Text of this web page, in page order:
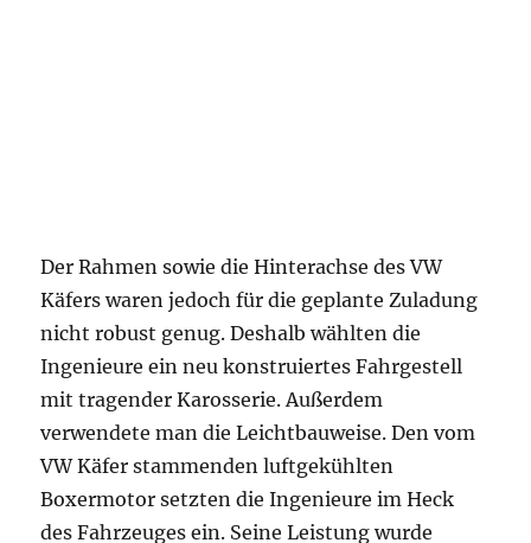
Der Rahmen sowie die Hinterachse des VW
Käfers waren jedoch für die geplante Zuladung
nicht robust genug. Deshalb wählten die
Ingenieure ein neu konstruiertes Fahrgestell
mit tragender Karosserie. Außerdem
verwendete man die Leichtbauweise. Den vom
VW Käfer stammenden luftgekühlten
Boxermotor setzten die Ingenieure im Heck
des Fahrzeuges ein. Seine Leistung wurde